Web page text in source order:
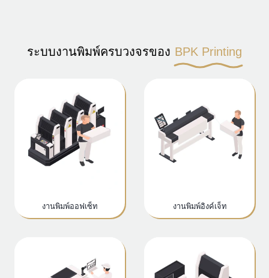
ระบบงานพิมพ์ครบวงจรของ BPK Printing
งานพิมพ์ออฟเซ็ท งานพิมพ์อิงค์เจ็ท